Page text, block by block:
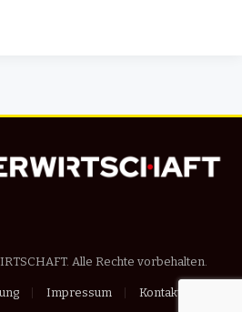
Alle Rechte vorbehalten.
Impressum Kontakt